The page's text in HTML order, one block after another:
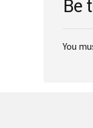
product
Be
You